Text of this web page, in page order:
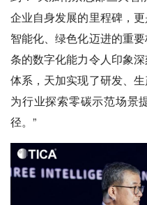
企业自身发展的里程碑，更
智能化、绿色化迈进的重
条的数字化能力令人印象
体系，天加实现了研发、
为行业探索零碳示范场景
径。”